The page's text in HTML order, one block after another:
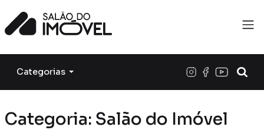
Categorias
Categoria: Salão do Imóvel